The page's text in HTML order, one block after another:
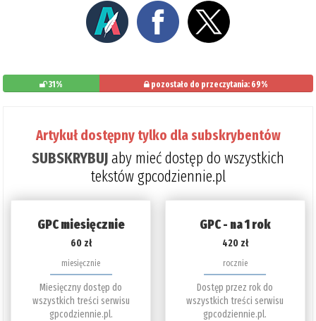
31% pozostało do przeczytania: 69%
Artykuł dostępny tylko dla subskrybentów
SUBSKRYBUJaby mieć dostęp do wszystkich
tekstów gpcodziennie.pl
GPC miesięcznie
60 zł
miesięcznie
Miesięczny dostęp do
wszystkich treści serwisu
gpcodziennie.pl.
GPC - na 1 rok
420 zł
rocznie
Dostęp przez rok do
wszystkich treści serwisu
gpcodziennie.pl.